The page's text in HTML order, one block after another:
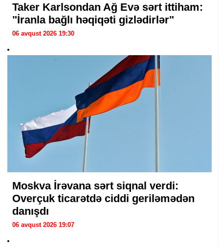
Taker Karlsondan Ağ Evə sərt ittiham:
"İranla bağlı həqiqəti gizlədirlər"
06 avqust 2026 19:30
Moskva İrəvana sərt siqnal verdi:
Overçuk ticarətdə ciddi geriləmədən
danışdı
06 avqust 2026 19:07